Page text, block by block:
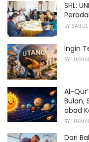
:
SHL:
BY
Ingin
BY
Al-
Bulan,
abad
BY
Dari